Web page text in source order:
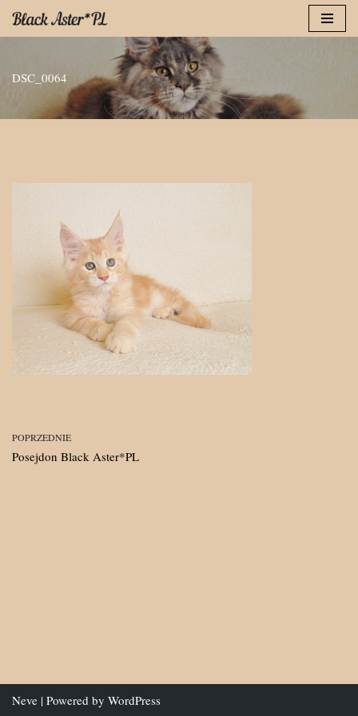
treści
DSC_0064
POPRZEDNIE
Posejdon Black Aster*PL
Neve | Powered by WordPress